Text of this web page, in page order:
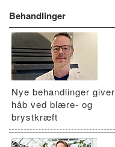
Behandlinger
Nye behandlinger giver
håb ved blære- og
brystkræft